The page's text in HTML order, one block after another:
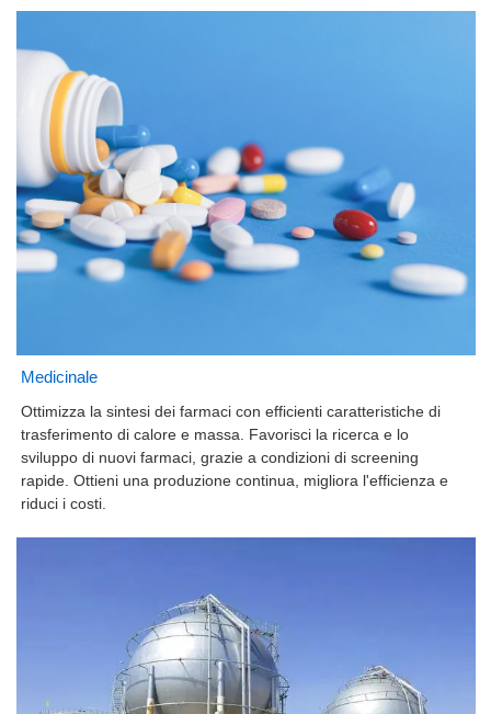
Medicinale
Ottimizza la sintesi dei farmaci con efficienti caratteristiche di
trasferimento di calore e massa. Favorisci la ricerca e lo
sviluppo di nuovi farmaci, grazie a condizioni di screening
rapide. Ottieni una produzione continua, migliora l'efficienza e
riduci i costi.